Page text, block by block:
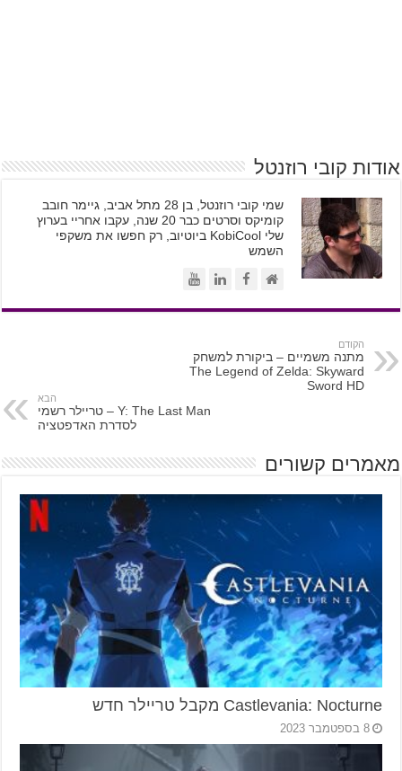
אודות קובי רוזנטל
שמי קובי רוזנטל, בן 28 מתל אביב, גיימר חובב
קומיקס וסרטים כבר 20 שנה, עקבו אחריי בערוץ
שלי KobiCool ביוטיוב, רק חפשו את משקפי
השמש
הקודם
מתנה משמיים – ביקורת למשחק
The Legend of Zelda: Skyward
Sword HD
הבא
Y: The Last Man – טריילר רשמי
לסדרת האדפטציה
מאמרים קשורים
Castlevania: Nocturne מקבל טריילר חדש
8 בספטמבר 2023